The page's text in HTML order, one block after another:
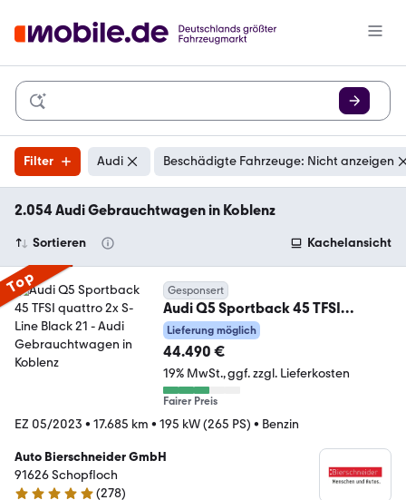
Filter Audi Beschädigte Fahrzeuge: Nicht anzeigen
2.054 Audi Gebrauchtwagen in Koblenz
Sortieren Kachelansicht
Top Gesponsert
Audi Q5 Sportback 45 TFSI
Lieferung möglich
44.490 €
19% MwSt. ggf. zzgl. Lieferkosten
Fairer Preis
EZ 05/2023 • 17.685 km • 195 kW (265 PS) • Benzin
Auto Bierschneider GmbH
91626 Schopfloch
(278)